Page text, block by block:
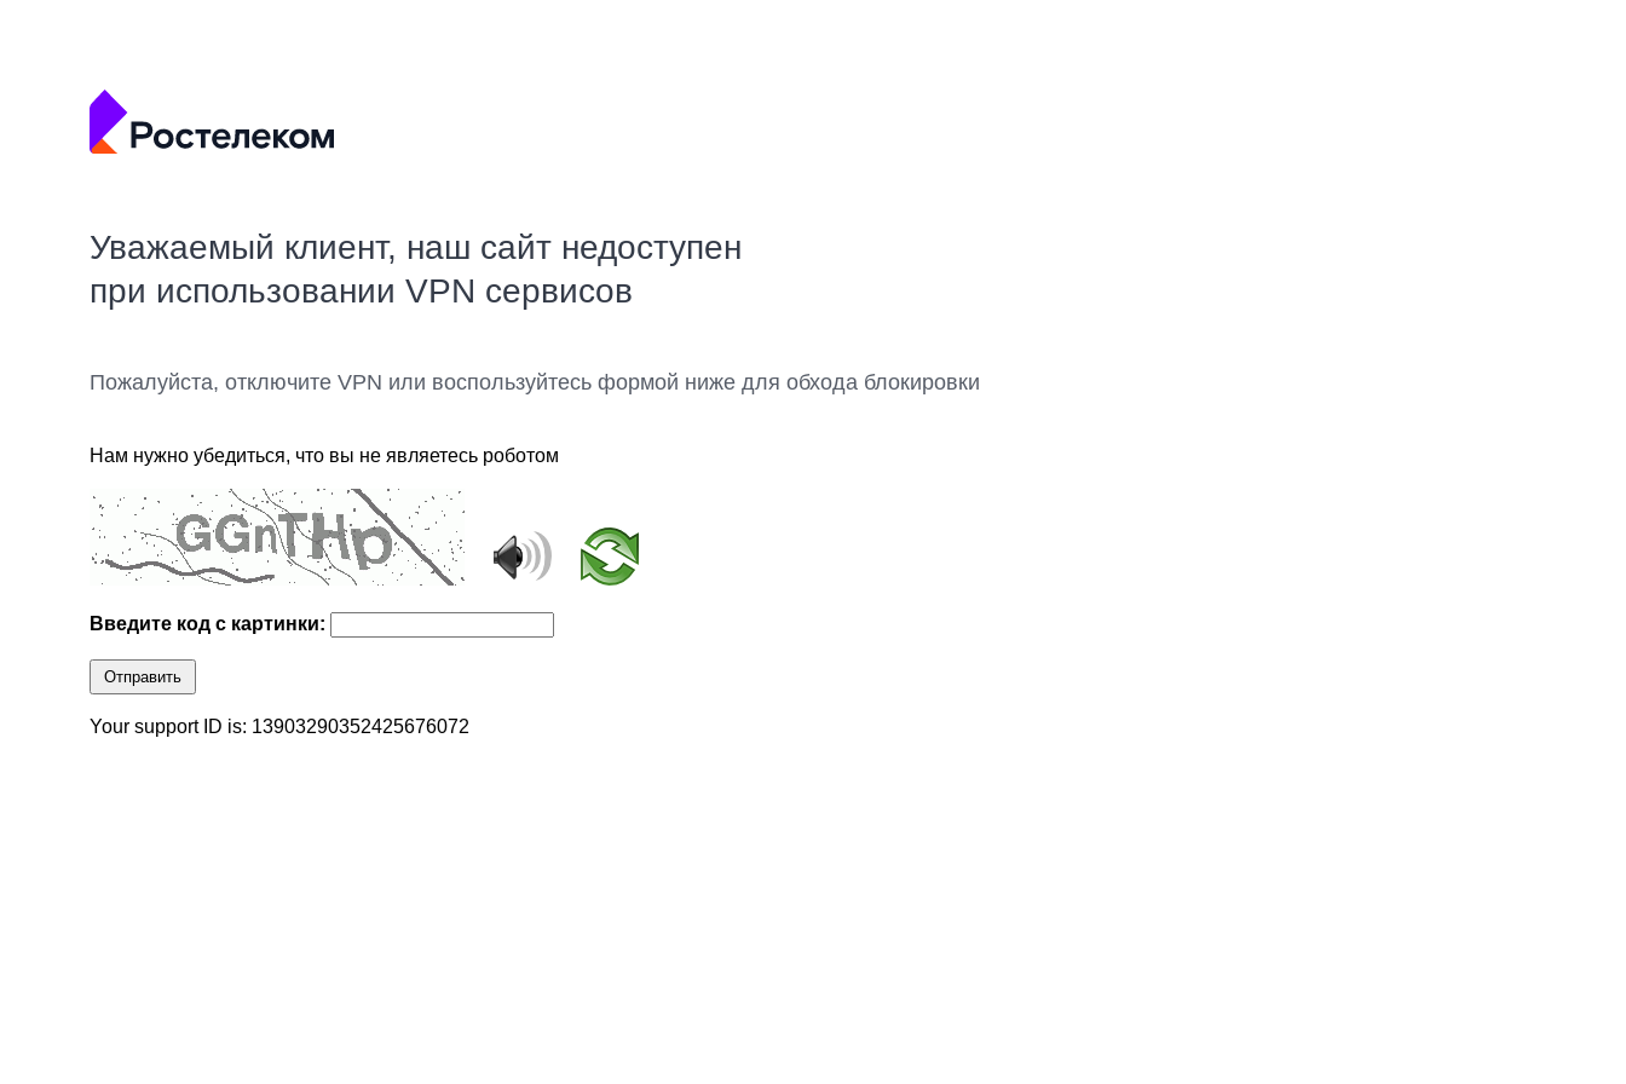
Уважаемый клиент, наш сайт недоступен
при использовании VPN сервисов
Пожалуйста, отключите VPN или воспользуйтесь формой ниже для обхода блокировки
Нам нужно убедиться, что вы не являетесь роботом
Введите код с картинки:
Отправить
Your support ID is: 13903290352425676072